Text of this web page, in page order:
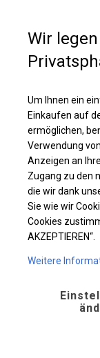
Ganzjähriges
Wir
Um Ihnen ein
Einkaufen auf
ermöglichen,
Verwendung
Anzeigen an
Zugang zu den
die wir dank
Sie wie wir
Cookies
AKZEPTIEREN“.
Weitere